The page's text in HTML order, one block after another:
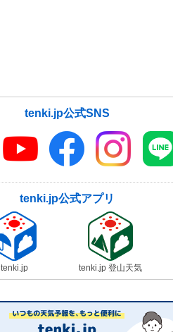
tenki.jp公式SNS
tenki.jp公式アプリ
tenki.jp tenki.jp 登山天気